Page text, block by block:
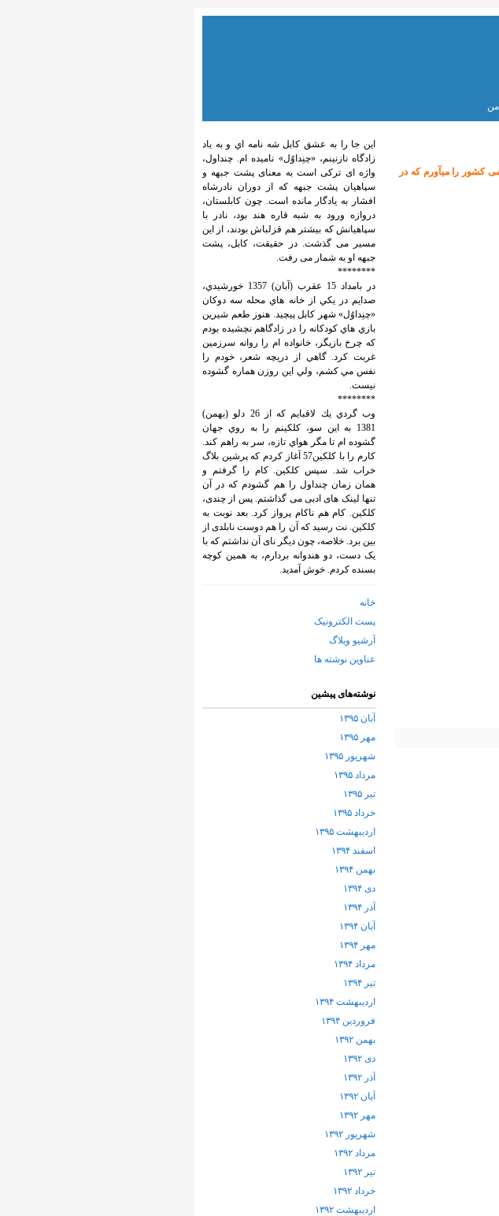
کشور را می­آورم که در
اين جا را به عشق كابل شه نامه اي و به ياد
زادگاه نازنینم، «چنِداوُل» ناميده ام. چنداول،
واژه ای ترکی است به معنای پشت جبهه و
سپاهیان پشت جبهه که از دوران نادرشاه
افشار به یادگار مانده است. چون کابلستان،
دروازه ورود به شبه قاره هند بود، نادر با
سپاهیانش که بیشتر هم قزلباش بودند، از این
مسیر می گذشت. در حقیقت، کابل، پشت
جبهه او به شمار می رفت.
********
در بامداد 15 عقرب (آبان) 1357 خورشيدي،
صدايم در يكي از خانه هاي محله سه دوكان
«چنِداوُل» شهر كابل پيچيد. هنوز طعم شيرين
بازي هاي كودكانه را در زادگاهم نچشيده بودم
كه چرخ بازيگر، خانواده ام را روانه سرزمين
غربت كرد. گاهي از دريچه شعر، خودم را
نفس مي كشم، ولي اين روزن هماره گشوده
نيست.
********
وب گردي يك لاقبايم كه از 26 دلو (بهمن)
1381 به اين سو، كلكينم را به روي جهان
گشوده ام تا مگر هواي تازه، سر به راهم كند.
کارم را با کلکین57 آغاز کردم که پرشین بلاگ
خراب شد. سپس کلکین. کام را گرفتم و
همان زمان چنداول را هم گشودم که در آن
تنها لینک های ادبی می گذاشتم. پس از چندی،
کلکین. کام هم ناکام پرواز کرد. بعد نوبت به
کلکین. نت رسید که آن را هم دوست نابلدی از
بین برد. خلاصه، چون دیگر نای آن نداشتم که با
یک دست، دو هندوانه بردارم، به همین کوچه
بسنده کردم. خوش آمدید.
خانه
پست الکترونیک
آرشیو وبلاگ
عناوین نوشته ها
نوشته‌های پیشین
آبان ۱۳۹۵
مهر ۱۳۹۵
شهریور ۱۳۹۵
مرداد ۱۳۹۵
تیر ۱۳۹۵
خرداد ۱۳۹۵
اردیبهشت ۱۳۹۵
اسفند ۱۳۹۴
بهمن ۱۳۹۴
دی ۱۳۹۴
آذر ۱۳۹۴
آبان ۱۳۹۴
مهر ۱۳۹۴
مرداد ۱۳۹۴
تیر ۱۳۹۴
اردیبهشت ۱۳۹۴
فروردین ۱۳۹۴
بهمن ۱۳۹۲
دی ۱۳۹۲
آذر ۱۳۹۲
آبان ۱۳۹۲
مهر ۱۳۹۲
شهریور ۱۳۹۲
مرداد ۱۳۹۲
تیر ۱۳۹۲
خرداد ۱۳۹۲
اردیبهشت ۱۳۹۲